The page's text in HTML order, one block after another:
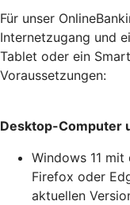
Für unser
Internetzugang und
Tablet oder ein
Voraussetzungen:
Desktop-Computer
Windows 11
Firefox oder
aktuellen